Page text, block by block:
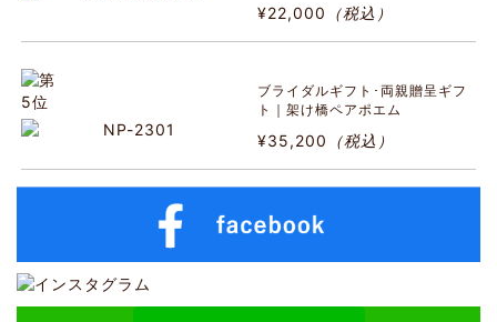
¥22,000 （税込）
ブライダルギフト･両親贈呈ギフ
ト｜架け橋ペアポエム
¥35,200 （税込）